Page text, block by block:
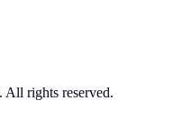
rights reserved.